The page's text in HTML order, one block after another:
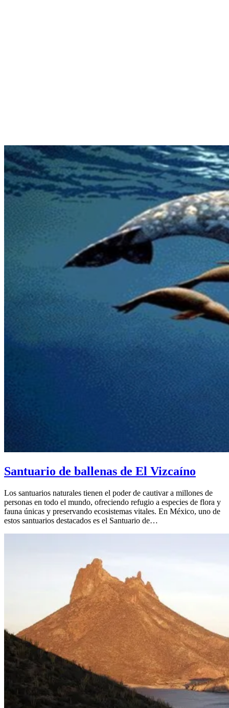
Santuario de ballenas de El Vizcaíno
Los santuarios naturales tienen el poder de cautivar a millones de
personas en todo el mundo, ofreciendo refugio a especies de flora y
fauna únicas y preservando ecosistemas vitales. En México, uno de
estos santuarios destacados es el Santuario de…